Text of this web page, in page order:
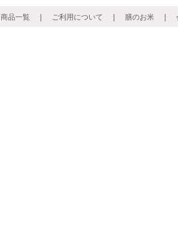
商品一覧 ｜ ご利用について ｜ 膳のお米 ｜